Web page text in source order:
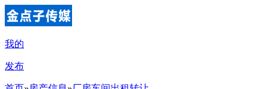
我的
发布